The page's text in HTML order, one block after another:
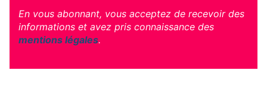
En vous abonnant, vous acceptez de recevoir des
informations et avez pris connaissance des
mentions légales.